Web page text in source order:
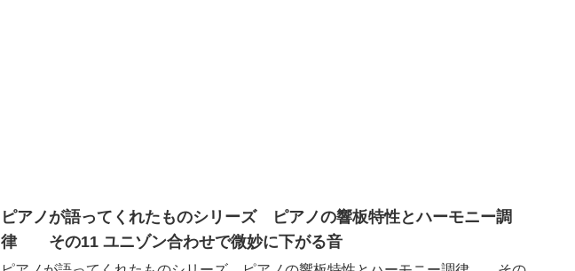
ピアノが語ってくれたものシリーズ ピアノの響板特性とハーモニー調
律 その11 ユニゾン合わせで微妙に下がる音